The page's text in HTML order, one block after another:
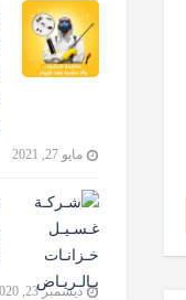
مايو 27, 2021
ديسمبر 23, 2020